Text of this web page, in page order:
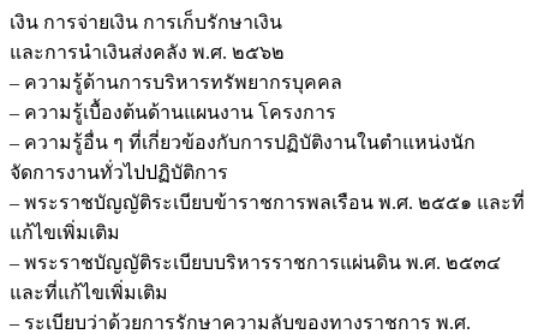
เงิน การจ่ายเงิน การเก็บรักษาเงิน
และการนำเงินส่งคลัง พ.ศ. ๒๕๖๒
– ความรู้ด้านการบริหารทรัพยากรบุคคล
– ความรู้เบื้องต้นด้านแผนงาน โครงการ
– ความรู้อื่น ๆ ที่เกี่ยวข้องกับการปฏิบัติงานในตำแหน่งนัก
จัดการงานทั่วไปปฏิบัติการ
– พระราชบัญญัติระเบียบข้าราชการพลเรือน พ.ศ. ๒๕๕๑ และที่
แก้ไขเพิ่มเติม
– พระราชบัญญัติระเบียบบริหารราชการแผ่นดิน พ.ศ. ๒๕๓๔
และที่แก้ไขเพิ่มเติม
– ระเบียบว่าด้วยการรักษาความลับของทางราชการ พ.ศ.